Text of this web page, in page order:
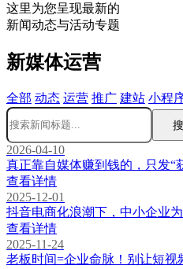
这里为您呈现最新的
新闻动态与活动专题
新媒体运营
全部 动态 运营 推广 建站 小程
2026-04-10
真正靠自媒体赚到钱的，只发“
查看详情
2025-12-01
抖音电商化浪潮下，中小企业
查看详情
2025-11-24
老板时间=企业命脉！别让短视